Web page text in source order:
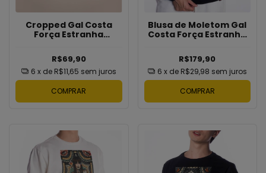
Cropped Gal Costa
Força Estranha
R$69,90
6 x de R$11,65 sem juros
COMPRAR
Blusa de Moletom Gal
Costa Força Estranha
R$179,90
6 x de R$29,98 sem juros
COMPRAR